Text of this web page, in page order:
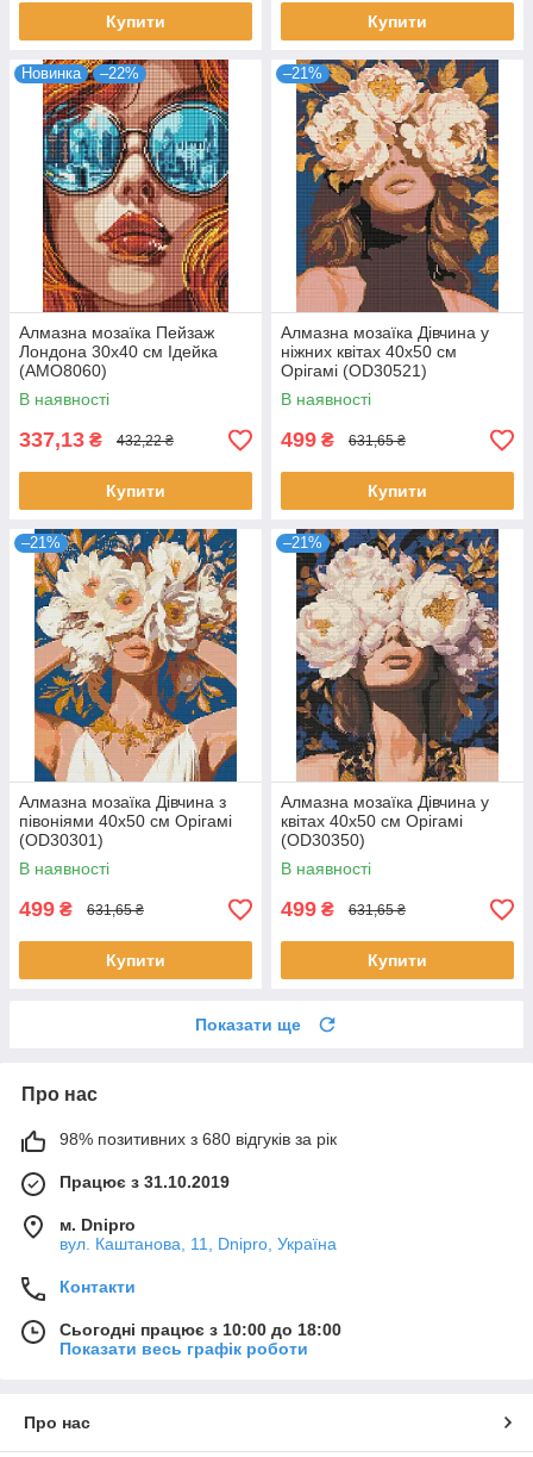
Купити Купити
Новинка –22%
Алмазна мозаїка Пейзаж
Лондона 30х40 см Ідейка
(AMO8060)
В наявності
337,13 ₴ 432,22 ₴
Купити
–21%
Алмазна мозаїка Дівчина у
ніжних квітах 40х50 см
Орігамі (OD30521)
В наявності
499 ₴ 631,65 ₴
Купити
–21%
Алмазна мозаїка Дівчина з
півоніями 40х50 см Орігамі
(OD30301)
В наявності
499 ₴ 631,65 ₴
Купити
–21%
Алмазна мозаїка Дівчина у
квітах 40х50 см Орігамі
(OD30350)
В наявності
499 ₴ 631,65 ₴
Купити
Показати ще
Про нас
98% позитивних з 680 відгуків за рік
Працює з 31.10.2019
м. Dnipro
вул. Каштанова, 11, Dnipro, Україна
Контакти
Сьогодні працює з 10:00 до 18:00
Показати весь графік роботи
Про нас